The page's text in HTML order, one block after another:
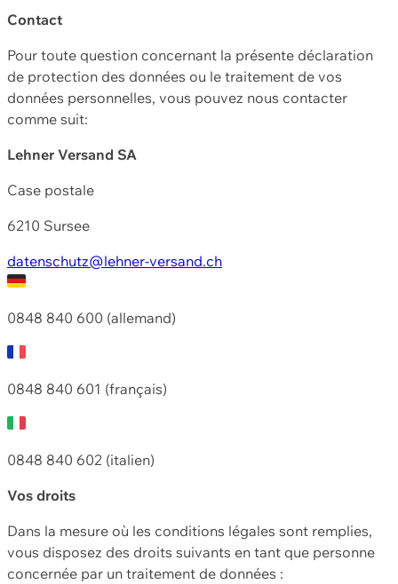
Contact
Pour toute question concernant la présente déclaration
de protection des données ou le traitement de vos
données personnelles, vous pouvez nous contacter
comme suit:
Lehner Versand SA
Case postale
6210 Sursee
datenschutz@lehner-versand.ch
0848 840 600 (allemand)
0848 840 601 (français)
0848 840 602 (italien)
Vos droits
Dans la mesure où les conditions légales sont remplies,
vous disposez des droits suivants en tant que personne
concernée par un traitement de données :